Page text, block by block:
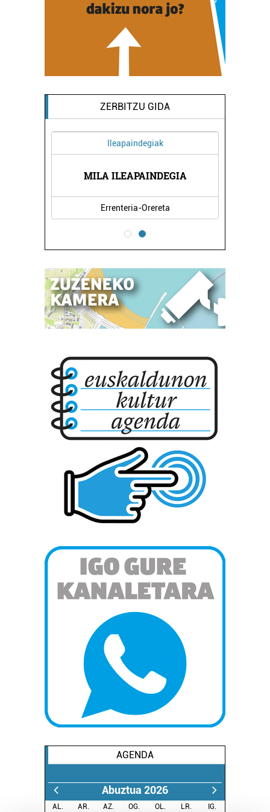
ZERBITZU GIDA
Ileapaindegiak
MILA ILEAPAINDEGIA
Errenteria-Orereta
AGENDA
Abuztua 2026
AL. AR. AZ. OG. OL. LR.
IG.